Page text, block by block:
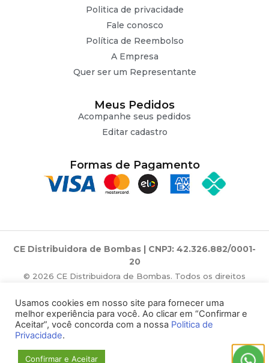
Politica de privacidade
Fale conosco
Política de Reembolso
A Empresa
Quer ser um Representante
Meus Pedidos
Acompanhe seus pedidos
Editar cadastro
Formas de Pagamento
CE Distribuidora de Bombas | CNPJ: 42.326.882/0001-
20
© 2026 CE Distribuidora de Bombas. Todos os direitos
Usamos cookies em nosso site para fornecer uma
melhor experiência para você. Ao clicar em “Confirmar e
Aceitar”, você concorda com a nossa Politica de
Privacidade.
Confirmar e Aceitar